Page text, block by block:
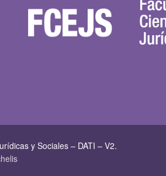
y Sociales – DATI – V2.